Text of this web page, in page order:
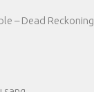
– Dead Reckoning